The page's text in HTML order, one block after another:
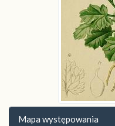
Mapa występowania